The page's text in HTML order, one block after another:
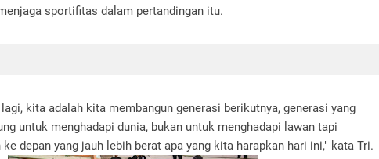
sportifitas dalam pertandingan itu.
kita adalah kita membangun generasi berikutnya, generasi yang
untuk menghadapi dunia, bukan untuk menghadapi lawan tapi
depan yang jauh lebih berat apa yang kita harapkan hari ini," kata Tri.